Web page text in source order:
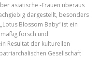
asiatische -Frauen überaus
dargestellt, besonders
Blossom Baby“ ist ein
forsch und
Resultat der kulturellen
Gesellschaft